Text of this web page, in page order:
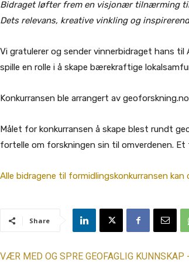
Bidraget løfter frem en visjonær tilnærming
Dets relevans, kreative vinkling og
Vi gratulerer og sender vinnerbidraget hans
spille en rolle i å skape bærekraftige
Konkurransen ble arrangert av
Målet for konkurransen å skape blest rundt
fortelle om forskningen sin til omverdenen.
Alle bidragene til formidlingskonkurransen kan
Share
VÆR MED OG SPRE GEOFAGLIG KUNNSKAP